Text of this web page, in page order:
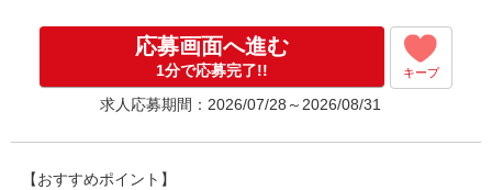
残業が月に40時間だった場合、上記に残業代をプラ
＼＼合計27万円以上可能／／
別途 交通費全額支給
応募画面へ進む
1分で応募完了!! キープ
求人応募期間：2026/07/28～2026/08/31
【おすすめポイント】